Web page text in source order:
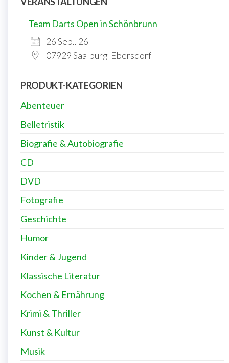
Team Darts Open in Schönbrunn
26 Sep.. 26
07929 Saalburg-Ebersdorf
PRODUKT-KATEGORIEN
Abenteuer
Belletristik
Biografie & Autobiografie
CD
DVD
Fotografie
Geschichte
Humor
Kinder & Jugend
Klassische Literatur
Kochen & Ernährung
Krimi & Thriller
Kunst & Kultur
Musik